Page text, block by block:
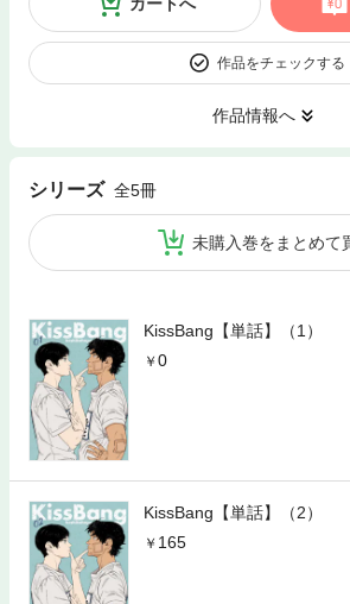
作品をチェックする
作品情報へ
シリーズ 全5冊
未購入巻をまとめて
KissBang【単話】（1）
0
KissBang【単話】（2）
165